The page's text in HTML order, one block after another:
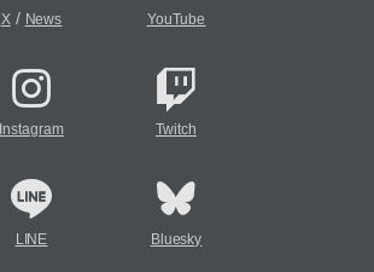
X/ News YouTube
Instagram Twitch
LINE Bluesky